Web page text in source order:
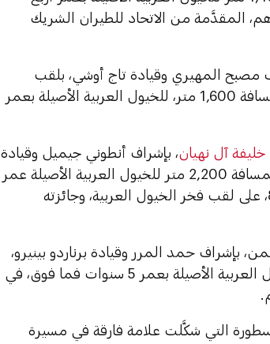
فما فوق «الفئة الثانية»، وجائزته 300,000 درهم، المقدَّمة من الاتحاد للطيران الشريك
مصبح المهيري وقيادة تاج أوشي، بلقب
الجولة الأولى للتاج الثلاثي العربي في الشوط الثاني لمسافة 1,600 متر، للخيول العربية الأصيلة بعمر
آل نهيان، بإشراف أنطوني جيميل وقيادة
سام هتشكوت، جائزة المركز الأول في الشوط الثالث لمسافة 2,200 متر للخيول العربية الأصيلة عمر
أربع سنوات فما فوق «تكافؤ» تصنيف من صفر إلى 85، على لقب فخر الخيول العربية، وجائزته
بإشراف حمد المرر وقيادة برناردو بينيرو،
بلقب العنود كلاسيك «الفئة الأولى»، المخصَّص للخيول العربية الأصيلة بعمر 5 سنوات فما فوق، في
التي شكَّلت علامة فارقة في مسيرة